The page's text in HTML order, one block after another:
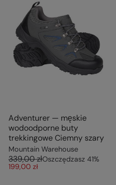
Adventurer — męskie
wodoodporne buty
trekkingowe Ciemny szary
Mountain Warehouse
339,00 złOszczędzasz 41%
199,00 zł